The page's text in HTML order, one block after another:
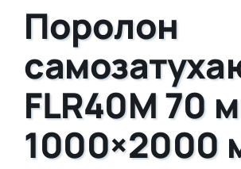
Поролон
FLR40M 70
1000×2000